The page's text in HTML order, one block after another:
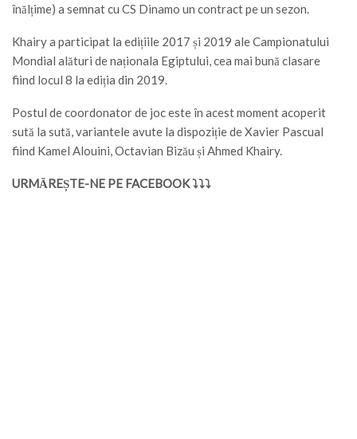
înălțime) a semnat cu CS Dinamo un contract pe un sezon.
Khairy a participat la edițiile 2017 și 2019 ale Campionatului
Mondial alături de naționala Egiptului, cea mai bună clasare
fiind locul 8 la ediția din 2019.
Postul de coordonator de joc este în acest moment acoperit
sută la sută, variantele avute la dispoziție de Xavier Pascual
fiind Kamel Alouini, Octavian Bizău și Ahmed Khairy.
URMĂREȘTE-NE PE FACEBOOK ⤵⤵⤵